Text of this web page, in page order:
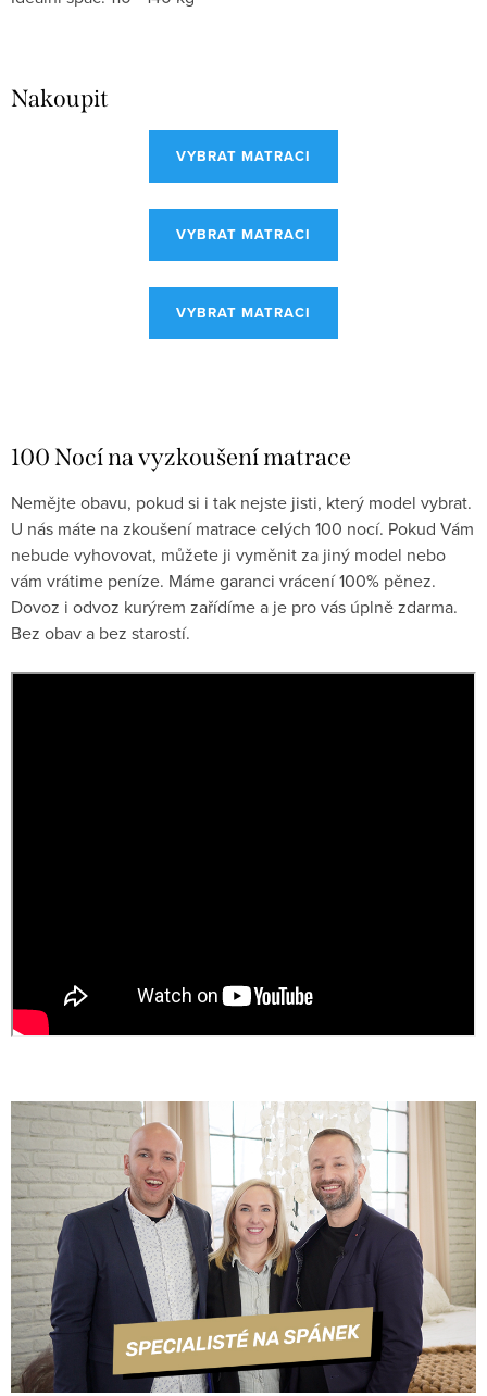
Nakoupit
VYBRAT MATRACI
VYBRAT MATRACI
VYBRAT MATRACI
100 Nocí na vyzkoušení matrace
Nemějte obavu, pokud si i tak nejste jisti, který model vybrat.
U nás máte na zkoušení matrace celých 100 nocí. Pokud Vám
nebude vyhovovat, můžete ji vyměnit za jiný model nebo
vám vrátime peníze. Máme garanci vrácení 100% pěnez.
Dovoz i odvoz kurýrem zařídíme a je pro vás úplně zdarma.
Bez obav a bez starostí.